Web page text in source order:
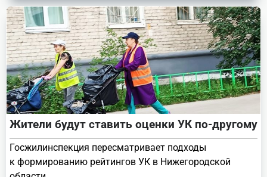
Жители будут ставить оценки УК по-другому
Госжилинспекция пересматривает подходы
к формированию рейтингов УК в Нижегородской